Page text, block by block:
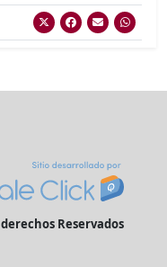
Reservados